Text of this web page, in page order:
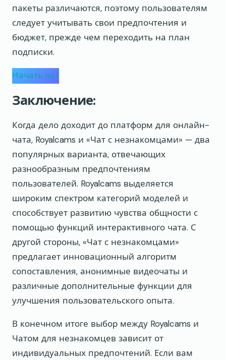
пакеты различаются, поэтому пользователям
следует учитывать свои предпочтения и
бюджет, прежде чем переходить на план
подписки.
Начать чат
Заключение:
Когда дело доходит до платформ для онлайн-
чата, Royalcams и «Чат с незнакомцами» — два
популярных варианта, отвечающих
разнообразным предпочтениям
пользователей. Royalcams выделяется
широким спектром категорий моделей и
способствует развитию чувства общности с
помощью функций интерактивного чата. С
другой стороны, «Чат с незнакомцами»
предлагает инновационный алгоритм
сопоставления, анонимные видеочаты и
различные дополнительные функции для
улучшения пользовательского опыта.
В конечном итоге выбор между Royalcams и
Чатом для незнакомцев зависит от
индивидуальных предпочтений. Если вам